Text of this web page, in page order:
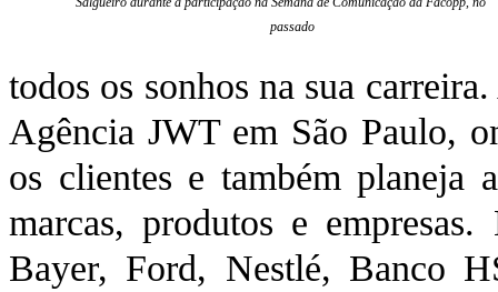
passado
todos os sonhos na sua
Agência JWT em São Paulo,
os clientes e também planeja
marcas, produtos e
Bayer, Ford, Nestlé, Banco